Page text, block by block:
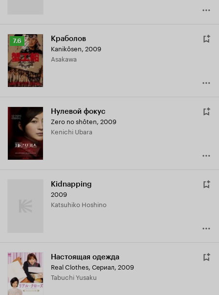
Рейтинг
Кинопоиска
7.6
7.6 Краболов
Kanikôsen, 2009
Asakawa
Нулевой фокус
Zero no shôten, 2009
Kenichi Ubara
Kidnapping
2009
Katsuhiko Hoshino
Настоящая одежда
Real Clothes, Сериал, 2009
Tabuchi Yusaku